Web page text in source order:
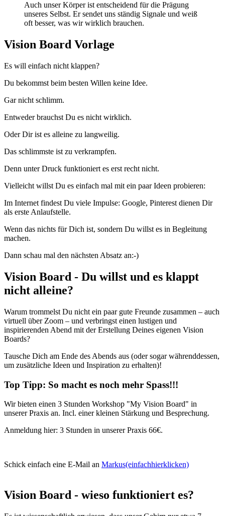
Auch unser Körper ist entscheidend für die Prägung
unseres Selbst. Er sendet uns ständig Signale und weiß
oft besser, was wir wirklich brauchen.
Vision Board Vorlage
Es will einfach nicht klappen?
Du bekommst beim besten Willen keine Idee.
Gar nicht schlimm.
Entweder brauchst Du es nicht wirklich.
Oder Dir ist es alleine zu langweilig.
Das schlimmste ist zu verkrampfen.
Denn unter Druck funktioniert es erst recht nicht.
Vielleicht willst Du es einfach mal mit ein paar Ideen probieren:
Im Internet findest Du viele Impulse: Google, Pinterest dienen Dir
als erste Anlaufstelle.
Wenn das nichts für Dich ist, sondern Du willst es in Begleitung
machen.
Dann schau mal den nächsten Absatz an:-)
Vision Board - Du willst und es klappt
nicht alleine?
Warum trommelst Du nicht ein paar gute Freunde zusammen – auch
virtuell über Zoom – und verbringst einen lustigen und
inspirierenden Abend mit der Erstellung Deines eigenen Vision
Boards?
Tausche Dich am Ende des Abends aus (oder sogar währenddessen,
um zusätzliche Ideen und Inspiration zu erhalten)!
Top Tipp: So macht es noch mehr Spass!!!
Wir bieten einen 3 Stunden Workshop "My Vision Board" in
unserer Praxis an. Incl. einer kleinen Stärkung und Besprechung.
Anmeldung hier: 3 Stunden in unserer Praxis 66€.
Schick einfach eine E-Mail an Markus(einfachhierklicken)
Vision Board - wieso funktioniert es?